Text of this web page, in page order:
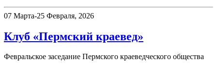
07 Марта-25 Февраля, 2026
Клуб «Пермский краевед»
Февральское заседание Пермского краеведческого общества